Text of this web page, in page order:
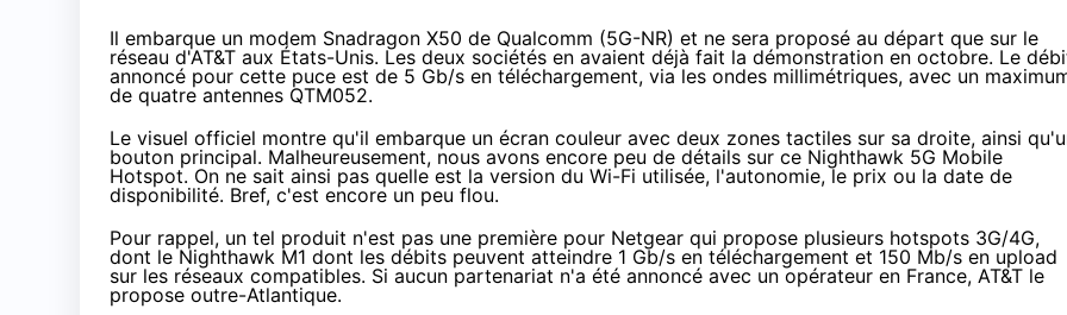
Il embarque un modem Snadragon X50 de Qualcomm (5G-NR) et ne sera proposé au départ que sur le
réseau d'AT&T aux États-Unis. Les deux sociétés en avaient déjà fait la démonstration en octobre. Le
annoncé pour cette puce est de 5 Gb/s en téléchargement, via les ondes millimétriques, avec un
de quatre antennes QTM052.
Le visuel officiel montre qu'il embarque un écran couleur avec deux zones tactiles sur sa droite, ainsi
bouton principal. Malheureusement, nous avons encore peu de détails sur ce Nighthawk 5G Mobile
Hotspot. On ne sait ainsi pas quelle est la version du Wi-Fi utilisée, l'autonomie, le prix ou la date de
disponibilité. Bref, c'est encore un peu flou.
Pour rappel, un tel produit n'est pas une première pour Netgear qui propose plusieurs hotspots 3G/4G,
dont leNighthawk M1 dont les débits peuvent atteindre 1 Gb/s en téléchargement et 150 Mb/s en upload
sur les réseaux compatibles. Si aucun partenariat n'a été annoncé avec un opérateur en France, AT&T le
propose outre-Atlantique.